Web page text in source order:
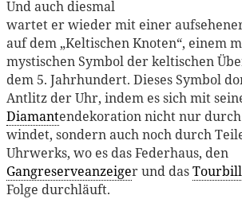
Und auch diesmal
wartet er wieder mit einer
auf dem „Keltischen Knoten“, einem
mystischen Symbol der keltischen
dem 5. Jahrhundert. Dieses Symbol
Antlitz der Uhr, indem es sich mit
Diamantendekoration nicht nur
windet, sondern auch noch durch
Uhrwerks, wo es das Federhaus, den
Gangreserveanzeiger und das
Folge durchläuft.